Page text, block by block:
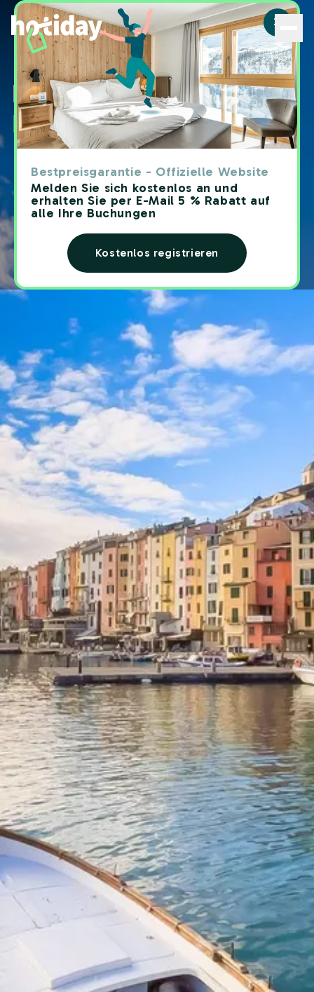
Bestpreisgarantie - Offizielle Website
Melden Sie sich kostenlos an und
erhalten Sie per E-Mail 5 % Rabatt auf
alle Ihre Buchungen
Kostenlos registrieren
Hotiday a
Porto Venere
Hotiday Porto Venere - Offizielle Website | 10% Rabatt -